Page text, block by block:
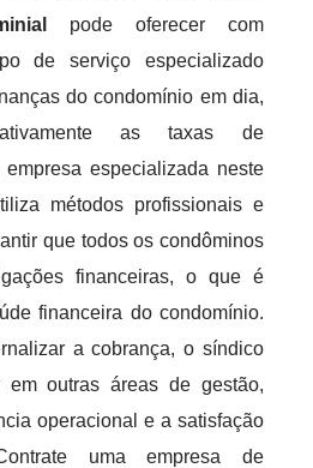
pode oferecer com
de serviço especializado
do condomínio em dia,
as taxas de
especializada neste
métodos profissionais e
que todos os condôminos
financeiras, o que é
financeira do condomínio.
a cobrança, o síndico
em outras áreas de gestão,
operacional e a satisfação
uma empresa de